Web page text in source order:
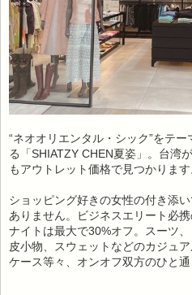
“ネオオリエンタル・シック”をテ
る「SHIATZY CHEN夏姿」。台湾
もアウトレット価格で見つかります
ショッピング好きの女性の付き添
ありません。ビジネスエリート必
ナイトは最大で30%オフ。スーツ
皮小物、スウェットなどのカジュ
ケース等々、オンオフ双方のひと通